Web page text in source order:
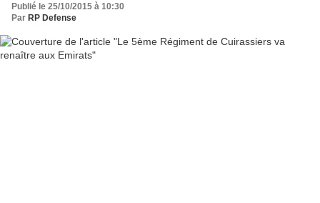
Publié le 25/10/2015 à 10:30
Par RP Defense